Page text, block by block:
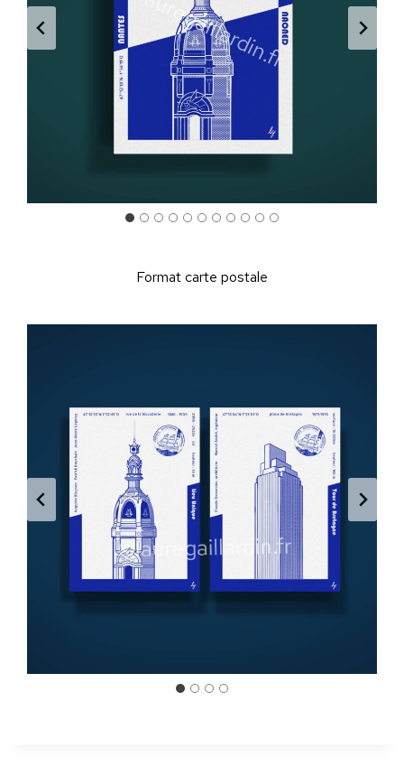
Format carte postale